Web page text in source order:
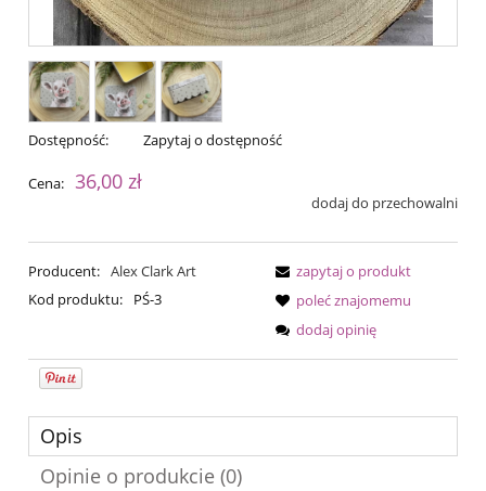
Dostępność: Zapytaj o dostępność
Cena: 36,00 zł
dodaj do przechowalni
Producent: Alex Clark Art
Kod produktu:
PŚ-3
zapytaj o produkt
poleć znajomemu
dodaj opinię
Opis
Opinie o produkcie (0)